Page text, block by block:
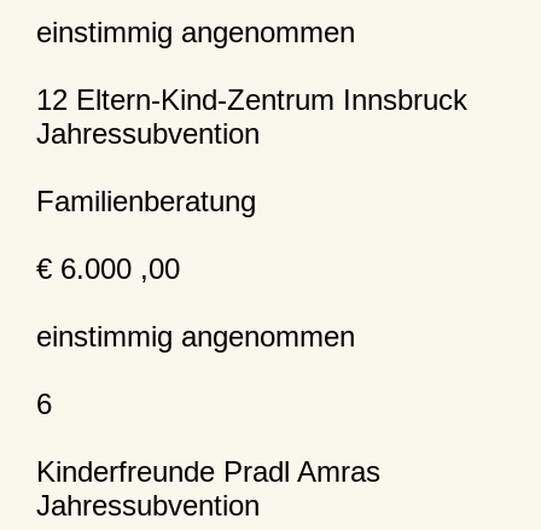
einstimmig angenommen
12 Eltern-Kind-Zentrum Innsbruck
Jahressubvention
Familienberatung
€ 6.000 ,00
einstimmig angenommen
6
Kinderfreunde Pradl Amras
Jahressubvention